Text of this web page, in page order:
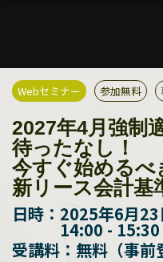
Webセミナー 参加無料
2027年4月強制
待ったなし！
今すぐ始めるべ
新リース会計基
日時： 2025年6月
14:00 - 15:30
受講料： 無料（事前